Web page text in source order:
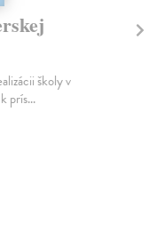
školy v
prís...